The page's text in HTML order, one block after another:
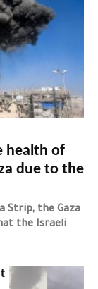
health of
due to the
Strip, the Gaza
the Israeli...